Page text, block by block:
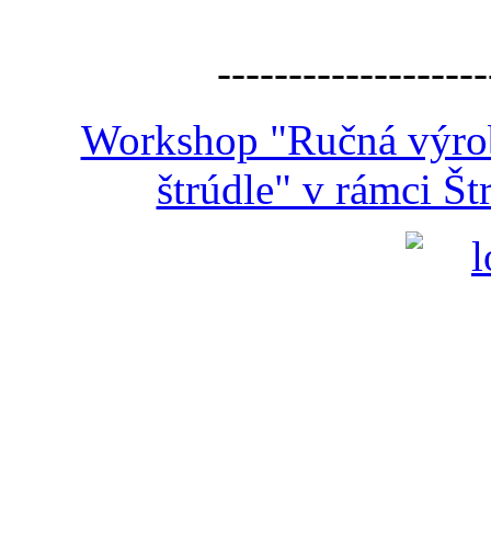
Workshop "Ručná
štrúdle" v rámci